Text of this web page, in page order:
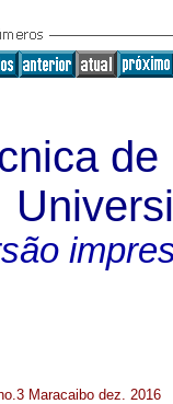
Maracaibo dez. 2016